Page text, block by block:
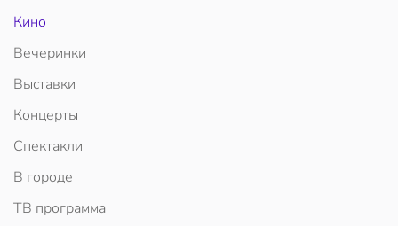
Кино
Вечеринки
Выставки
Концерты
Спектакли
В городе
ТВ программа